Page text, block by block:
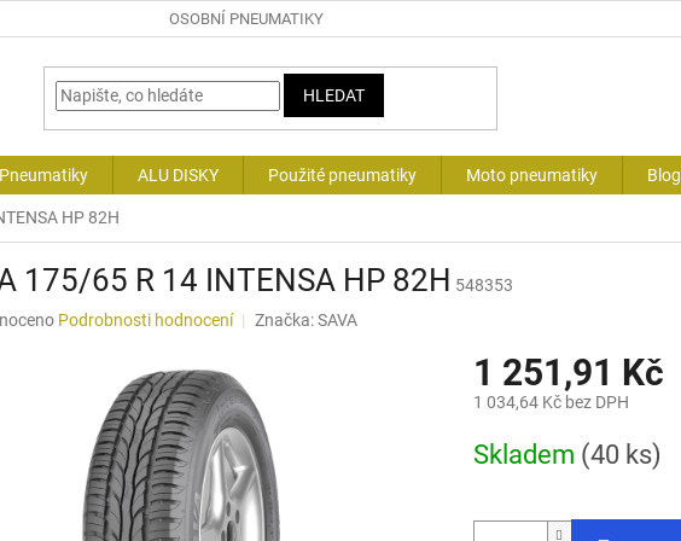
OSOBNÍ PNEUMATIKY
HLEDAT
ALU DISKY Použité pneumatiky Moto pneumatiky Blog
HP 82H
175/65 R 14 INTENSA HP 82H 548353
Podrobnosti hodnocení Značka:SAVA
1 251,91 Kč
1 034,64 Kč bez DPH
cena:
Skladem (40 ks)